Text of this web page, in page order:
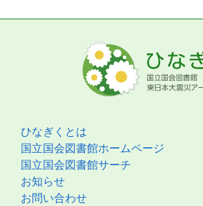
ひなぎくとは
国立国会図書館ホームページ
国立国会図書館サーチ
お知らせ
お問い合わせ